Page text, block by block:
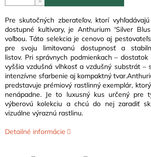
Pre skutočných zberateľov, ktorí
dostupné kultivary, jeAnthurium 'Silver
voľbou. Táto selekcia je cenovo aj
pre svoju limitovanú dostupnosť a
listov. Pri správnych podmienkach –
vyššia vzdušná vlhkosť a vzdušný substrát –
intenzívne sfarbenie aj kompaktný tvar.
predstavuje prémiový rastlinný exemplár,
nenápadne. Je to luxusný kus určený pre
výberovú kolekciu a chcú do nej zaradiť
vizuálne výraznú rastlinu.
Detailné informácie